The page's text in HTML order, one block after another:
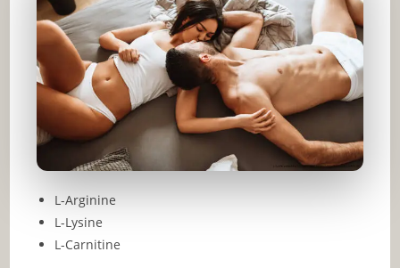
L-Arginine
L-Lysine
L-Carnitine